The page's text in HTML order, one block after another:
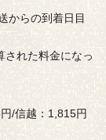
からの到着日目
された料金になっ
/信越：1,815円